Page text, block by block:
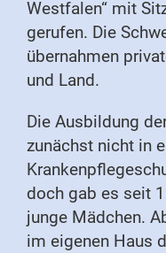
Westfalen“ mit
gerufen. Die
übernahmen
und Land.
Die Ausbildung
zunächst nicht in
doch gab es seit
junge Mädchen.
im eigenen Haus